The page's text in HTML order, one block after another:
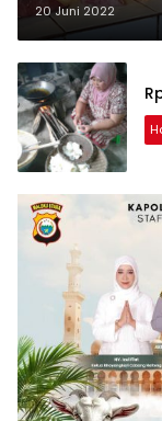
20 Juni 2022